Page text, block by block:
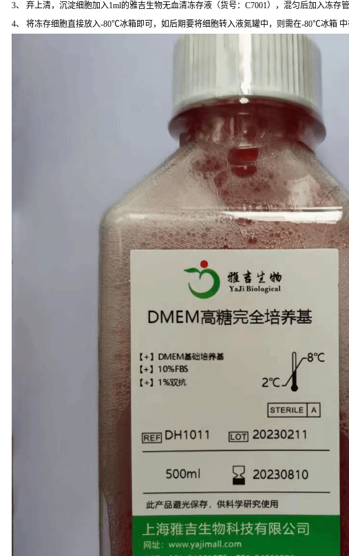
3、 弃上清，沉淀细胞加入1ml的雅吉生物无血清冻存液（货号：C7001），混匀后加入冻存管
4、 将冻存细胞直接放入-80℃冰箱即可，如后期要将细胞转入液氮罐中，则需在-80℃冰箱 中